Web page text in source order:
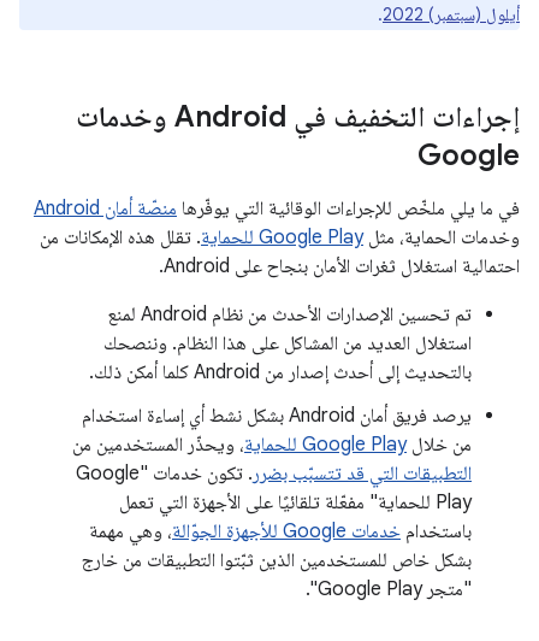
أيلول (سبتمبر) 2022
.
إجراءات التخفيف في Android وخدمات
Google
في ما يلي ملخّص للإجراءات الوقائية التي يوفّرها منصّة أمان Android
وخدمات الحماية، مثلGoogle Play للحماية
. تقلل هذه الإمكانات من
احتمالية استغلال ثغرات الأمان بنجاح على Android.
تم تحسين الإصدارات الأحدث من نظام Android لمنع
استغلال العديد من المشاكل على هذا النظام. وننصحك
بالتحديث إلى أحدث إصدار من Android كلما أمكن ذلك.
يرصد فريق أمان Android بشكل نشط أي إساءة استخدام
من خلالGoogle Play للحماية
، ويحذّر المستخدمين من
التطبيقات التي قد تتسبّب بضرر
. تكون خدمات "Google
Play للحماية" مفعّلة تلقائيًا على الأجهزة التي تعمل
باستخدام خدمات Google للأجهزة الجوّالة
، وهي مهمة
بشكل خاص للمستخدمين الذين ثبّتوا التطبيقات من خارج
"متجر Google Play".